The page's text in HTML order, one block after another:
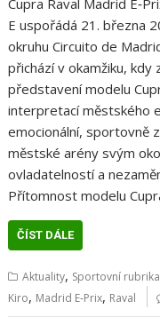
E uspořádá 21. března
okruhu Circuito de
přichází v okamžiku, kdy
představení modelu
interpretací městského
emocionální, sportovně
městské arény svým
ovladatelností a
Přítomnost modelu
ČÍST DÁLE
Aktuality, Sportovní rubrika
Kiro, Madrid E‑Prix, Raval